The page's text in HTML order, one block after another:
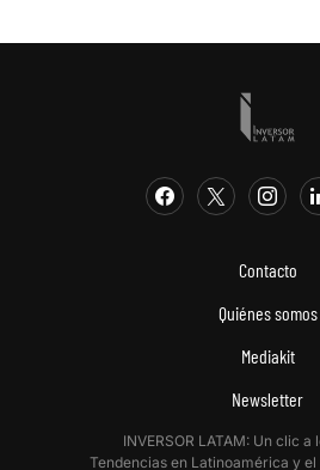
Contacto
Quiénes somos
Mediakit
Newsletter
INVERSOR LATAM: Un clic a
Tendencias en Latinoamérica y el